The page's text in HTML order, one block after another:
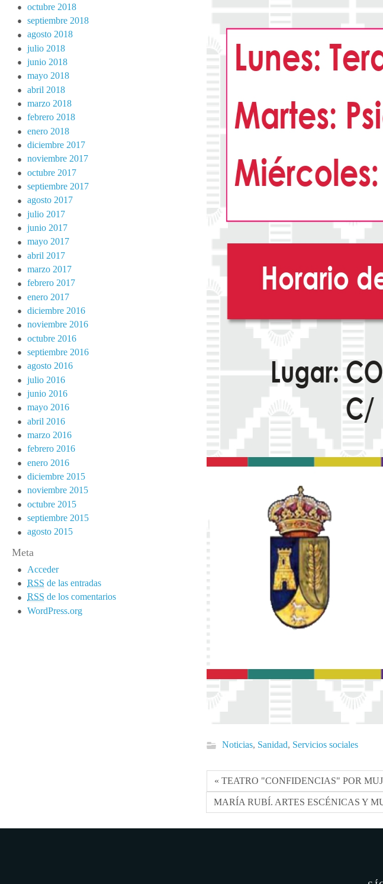
octubre 2018
septiembre 2018
agosto 2018
julio 2018
junio 2018
mayo 2018
abril 2018
marzo 2018
febrero 2018
enero 2018
diciembre 2017
noviembre 2017
octubre 2017
septiembre 2017
agosto 2017
julio 2017
junio 2017
mayo 2017
abril 2017
marzo 2017
febrero 2017
enero 2017
diciembre 2016
noviembre 2016
octubre 2016
septiembre 2016
agosto 2016
julio 2016
junio 2016
mayo 2016
abril 2016
marzo 2016
febrero 2016
enero 2016
diciembre 2015
noviembre 2015
octubre 2015
septiembre 2015
agosto 2015
Meta
Acceder
RSS de las entradas
RSS de los comentarios
WordPress.org
Noticias, Sanidad, Servicios sociales
« TEATRO "CONFIDENCIAS" POR
MARÍA RUBÍ. ARTES ESCÉNICAS Y